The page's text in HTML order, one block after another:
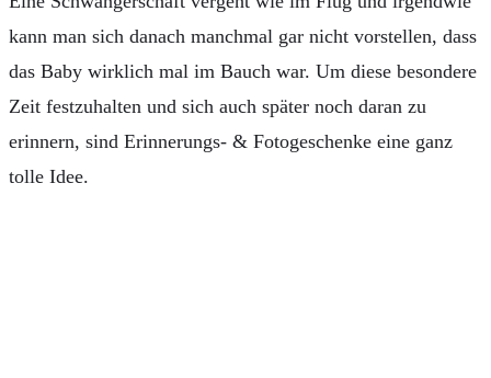
kann man sich danach manchmal gar nicht vorstellen, dass
das Baby wirklich mal im Bauch war. Um diese besondere
Zeit festzuhalten und sich auch später noch daran zu
erinnern, sind Erinnerungs- & Fotogeschenke eine ganz
tolle Idee.